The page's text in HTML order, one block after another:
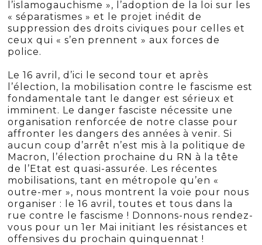
l’islamogauchisme », l’adoption de la loi sur les
« séparatismes » et le projet inédit de
suppression des droits civiques pour celles et
ceux qui « s’en prennent » aux forces de
police.
Le 16 avril, d’ici le second tour et après
l’élection, la mobilisation contre le fascisme est
fondamentale tant le danger est sérieux et
imminent. Le danger fasciste nécessite une
organisation renforcée de notre classe pour
affronter les dangers des années à venir. Si
aucun coup d’arrêt n’est mis à la politique de
Macron, l’élection prochaine du RN à la tête
de l’Etat est quasi-assurée. Les récentes
mobilisations, tant en métropole qu’en «
outre-mer », nous montrent la voie pour nous
organiser : le 16 avril, toutes et tous dans la
rue contre le fascisme ! Donnons-nous rendez-
vous pour un 1er Mai initiant les résistances et
offensives du prochain quinquennat !